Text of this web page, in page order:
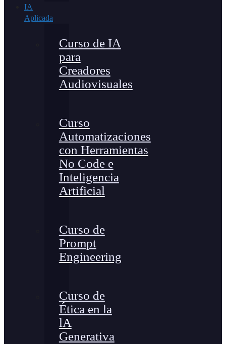
IA
Aplicada
Curso de IA
para
Creadores
Audiovisuales
Curso
Automatizaciones
con Herramientas
No Code e
Inteligencia
Artificial
Curso de
Prompt
Engineering
Curso de
Ética en la
lA
Generativa